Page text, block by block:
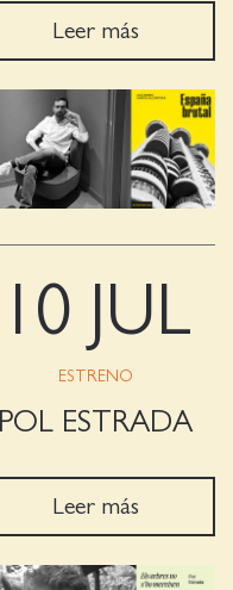
Leer más
10 JUL
ESTRENO
POL ESTRADA
Leer más